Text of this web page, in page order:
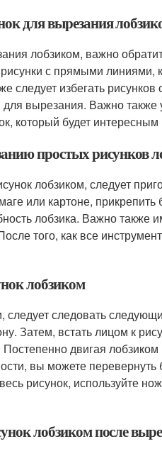
для вырезания
лобзиком, важно
с прямыми линиями,
следует избегать
вырезания. Важно
который будет
простых рисунков
лобзиком, следует
или картоне,
лобзика. Важно также
того, как все
лобзиком
следовать
Затем, встать лицом к
двигая
вы можете перевернуть
рисунок, используйте
лобзиком после